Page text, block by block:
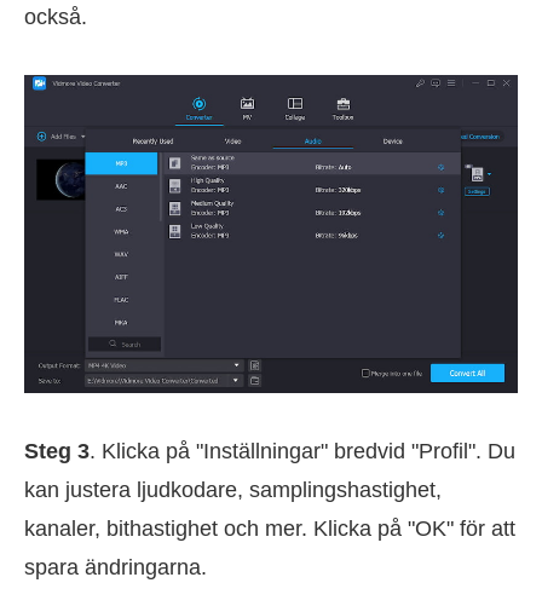
också.
Steg 3. Klicka på "Inställningar" bredvid "Profil". Du
kan justera ljudkodare, samplingshastighet,
kanaler, bithastighet och mer. Klicka på "OK" för att
spara ändringarna.